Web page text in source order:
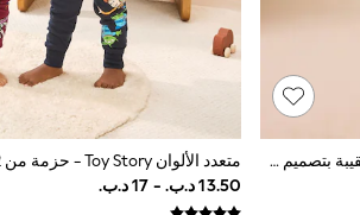
أبيض/أسود - طقم من تيشِرت بطبعة حقيبة بتصميم شخصية Minecraft وشورت (3 - 16 سنة)